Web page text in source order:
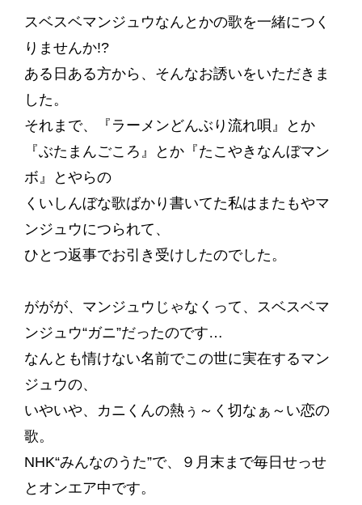
スベスベマンジュウなんとかの歌を一緒につく
りませんか!?
ある日ある方から、そんなお誘いをいただきま
した。
それまで、『ラーメンどんぶり流れ唄』とか
『ぶたまんごころ』とか『たこやきなんぼマン
ボ』とやらの
くいしんぼな歌ばかり書いてた私はまたもやマ
ンジュウにつられて、
ひとつ返事でお引き受けしたのでした。
ががが、マンジュウじゃなくって、スベスベマ
ンジュウ“ガニ”だったのです…
なんとも情けない名前でこの世に実在するマン
ジュウの、
いやいや、カニくんの熱ぅ～く切なぁ～い恋の
歌。
NHK“みんなのうた”で、９月末まで毎日せっせ
とオンエア中です。